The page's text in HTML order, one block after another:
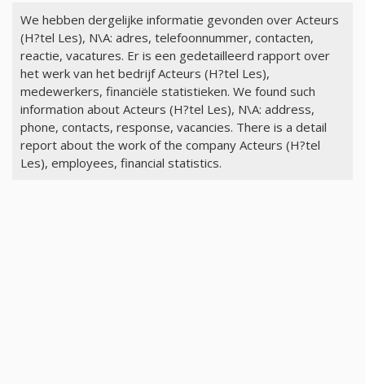
We hebben dergelijke informatie gevonden over Acteurs
(H?tel Les), N\A: adres, telefoonnummer, contacten,
reactie, vacatures. Er is een gedetailleerd rapport over
het werk van het bedrijf Acteurs (H?tel Les),
medewerkers, financiële statistieken. We found such
information about Acteurs (H?tel Les), N\A: address,
phone, contacts, response, vacancies. There is a detail
report about the work of the company Acteurs (H?tel
Les), employees, financial statistics.